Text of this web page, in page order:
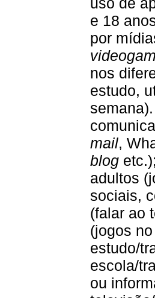
e 18
por
nos
estudo,
mail,
blog
adultos
sociais,
(falar ao
(jogos
estudo/
escola/
ou